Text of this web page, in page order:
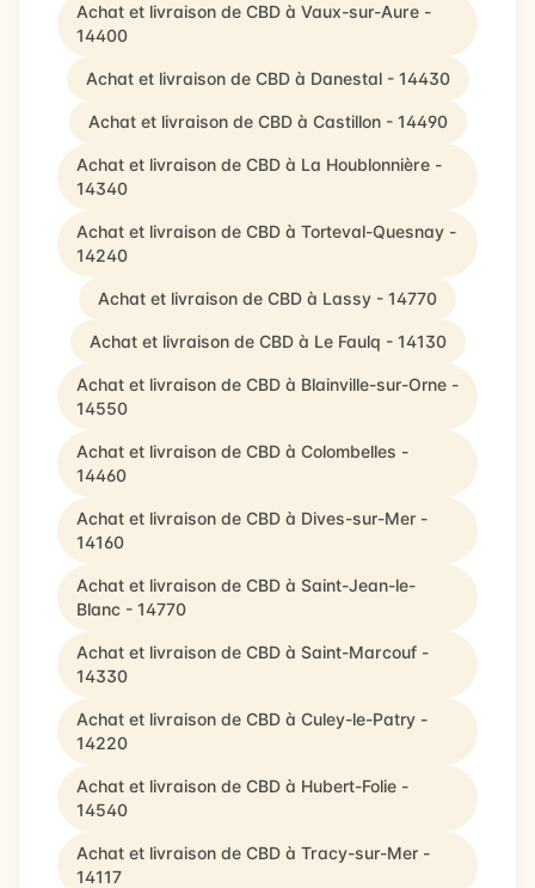
Achat et livraison de CBD à Vaux-sur-Aure -
14400
Achat et livraison de CBD à Danestal - 14430
Achat et livraison de CBD à Castillon - 14490
Achat et livraison de CBD à La Houblonnière -
14340
Achat et livraison de CBD à Torteval-Quesnay -
14240
Achat et livraison de CBD à Lassy - 14770
Achat et livraison de CBD à Le Faulq - 14130
Achat et livraison de CBD à Blainville-sur-Orne -
14550
Achat et livraison de CBD à Colombelles -
14460
Achat et livraison de CBD à Dives-sur-Mer -
14160
Achat et livraison de CBD à Saint-Jean-le-
Blanc - 14770
Achat et livraison de CBD à Saint-Marcouf -
14330
Achat et livraison de CBD à Culey-le-Patry -
14220
Achat et livraison de CBD à Hubert-Folie -
14540
Achat et livraison de CBD à Tracy-sur-Mer -
14117